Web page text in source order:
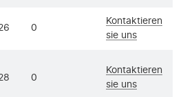
0
Kontaktieren
sie uns
0
Kontaktieren
sie uns